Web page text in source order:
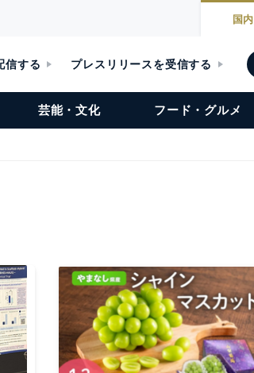
国内
信する プレスリリースを受信する
芸能・文化 フード・グルメ